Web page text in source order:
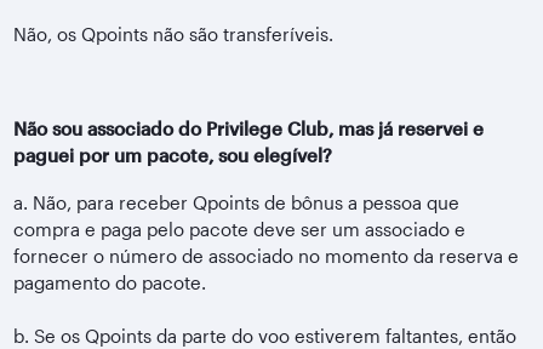
Não, os Qpoints não são transferíveis.
Não sou associado do Privilege Club, mas já reservei e
paguei por um pacote, sou elegível?
a. Não, para receber Qpoints de bônus a pessoa que
compra e paga pelo pacote deve ser um associado e
fornecer o número de associado no momento da reserva e
pagamento do pacote.
b. Se os Qpoints da parte do voo estiverem faltantes, então